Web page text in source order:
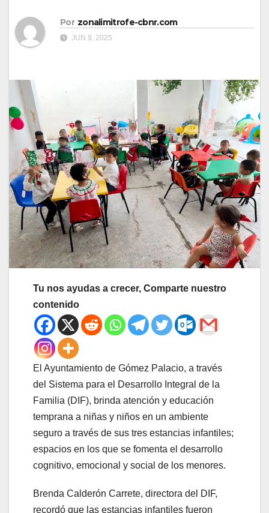
Por zonalimitrofe-cbnr.com
JUN 9, 2025
Tu nos ayudas a crecer, Comparte nuestro
contenido
El Ayuntamiento de Gómez Palacio, a través
del Sistema para el Desarrollo Integral de la
Familia (DIF), brinda atención y educación
temprana a niñas y niños en un ambiente
seguro a través de sus tres estancias infantiles;
espacios en los que se fomenta el desarrollo
cognitivo, emocional y social de los menores.
Brenda Calderón Carrete, directora del DIF,
recordó que las estancias infantiles fueron